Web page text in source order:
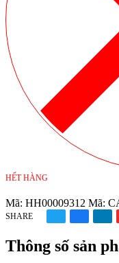
HẾT HÀNG
Mã: HH00009312 Mã:
SHARE
Thông số sản